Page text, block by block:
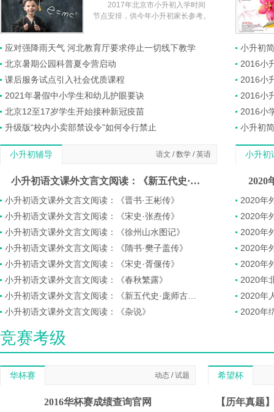
2017年北京市小升初入学时间
节点安排，供今年小升初家长参考。
应对强降雨天气 河北教育厅要求停止一切线下教学
北京暑期公园科普夏令营启动
课后服务试点引入社会优质课程
2021年暑假中小学生和幼儿护眼要诀
北京12至17岁学生开始接种新冠疫苗
升级版“校内小卖部禁设令”如何令行禁止
小升初
2016小
2016小
2016小
2016小
小升初
小升初辅导 语文 /数学 /英语
小升初语文课外文言文阅读：《新五代史·和凝传》
小升初语文课外文言文阅读：《晋书·王彬传》
小升初语文课外文言文阅读：《宋史·张焘传》
小升初语文课外文言文阅读：《徐州山水图记》
小升初语文课外文言文阅读：《隋书·樊子盖传》
小升初语文课外文言文阅读：《宋史·胥偃传》
小升初语文课外文言文阅读：《春秋繁露》
小升初语文课外文言文阅读：《杂说》
小升初
2020
2020年
2020年
2020年
2020年
2020年
2020年
2020年
2020年
竞赛考级
华杯赛 动态 /试题
2016华杯赛成绩查询官网
希望杯